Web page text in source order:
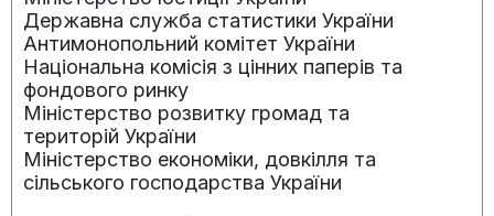
Державна служба статистики України
Антимонопольний комітет України
Національна комісія з цінних паперів та
фондового ринку
Міністерство розвитку громад та
територій України
Міністерство економіки, довкілля та
сільського господарства України